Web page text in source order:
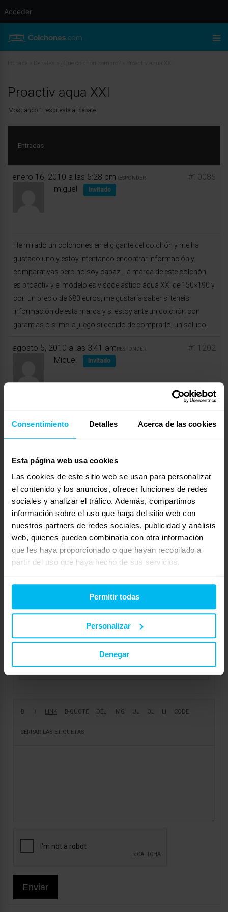
Consentimiento Detalles Acerca de las cookies
Esta página web usa cookies
Las cookies de este sitio web se usan para personalizar
el contenido y los anuncios, ofrecer funciones de redes
sociales y analizar el tráfico. Además, compartimos
información sobre el uso que haga del sitio web con
nuestros partners de redes sociales, publicidad y análisis
web, quienes pueden combinarla con otra información
que les haya proporcionado o que hayan recopilado a
partir del uso que haya hecho de sus servicios.
Permitir todas
Personalizar
Denegar
Proactiv aqua XXI
Mostrando 1 respuesta al debate
Entradas
enero 16, 2010 a las 5:28 pm #10085
RESPONDER
miguel Invitado
He mirado un colchones en el gigante del colchón y me ha
gustado uno y estoy intentando encontrar información y
comparativas pero no soy capaz. La marca de este colchón
es proactiv y el modelo es viscoelastico aqua XXI de 150×190 y
con un precio de 680 euros, me gustaría saber si teneis
información de esta marca y si estoy ante un colchón con
garantias o si me la juego si decido de comprarlo, un saludo.
agosto 5, 2010 a las 3:41 am #11202
RESPONDER
Miquel Invitado
visco son chinos, de muy baja calidad, alto precio.Las ofertas
La viscoelástica no es de poro abierto, huele mal, se deforma y
idea de lo que venden. Si llamas a atención al cliente lo único
que recibiras son chillidos. Son informales en el tiempo de
entrega y ya están reduciendo personal, cerrando tiendas y
bajándo horas.
Mostrando 1 respuesta al debate
Tu información:
Correo electrónico (no se publicará) (obligatorio):
Enviar
Acceder